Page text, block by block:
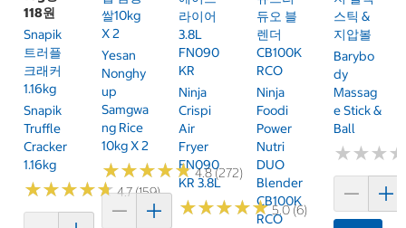
118원
Snapik
트러플
크래커
1.16kg
Snapik
Truffle
Cracker
1.16kg
★★★★★
★★★★★4.7 (159)
쌀10kg
X 2
Yesan
Nonghy
Up
Samgwa
Ng Rice
10kg X 2
★★★★★
★★★★★4.8 (272)
라이어
3.8L
FN090
KR
Ninja
Crispi
Air
Fryer
FN090
KR 3.8L
★★★★★
★★★★★5.0 (6)
듀오 블
렌더
CB100K
RCO
Ninja
Foodi
Power
Nutri
DUO
Blender
CB100K
RCO
스틱 &
지압볼
Barybo
Dy
Massag
E Stick &
Ball
★★★
★★★